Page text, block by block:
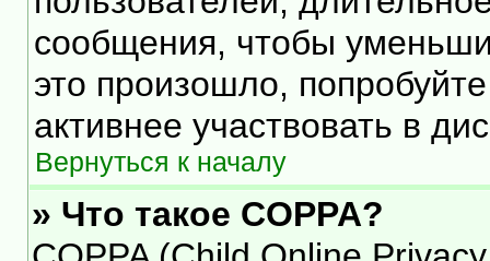
сообщения, чтобы
это произошло,
активнее участвовать в
Вернуться к началу
» Что такое COPPA?